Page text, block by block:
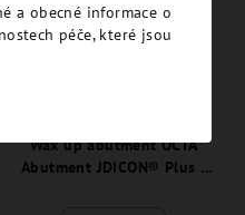
Wax up abutment OCTA
Abutment JDICON® Plus -
a obecné informace o
péče, které jsou